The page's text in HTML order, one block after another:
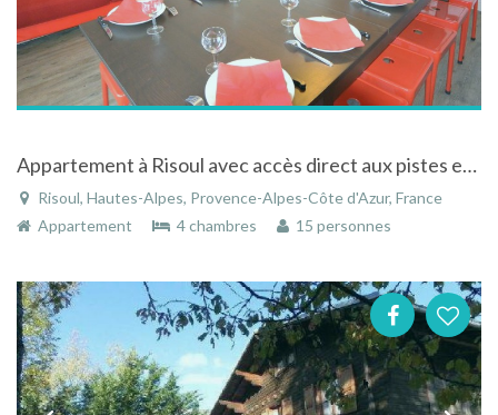
Appartement à Risoul avec accès direct aux pistes et écoles de ski balcons loc hiver été
Risoul, Hautes-Alpes, Provence-Alpes-Côte d'Azur, France
Appartement
4 chambres 15 personnes